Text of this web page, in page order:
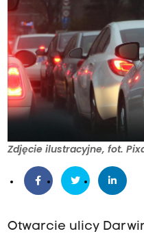
Zdjęcie ilustracyjne, fot.
Otwarcie ulicy